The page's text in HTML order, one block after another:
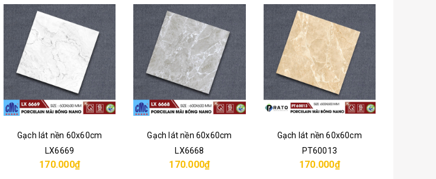
Gạch lát nền 60x60cm
LX6669
170.000₫
Gạch lát nền 60x60cm
LX6668
170.000₫
Gạch lát nền 60x60cm
PT60013
170.000₫